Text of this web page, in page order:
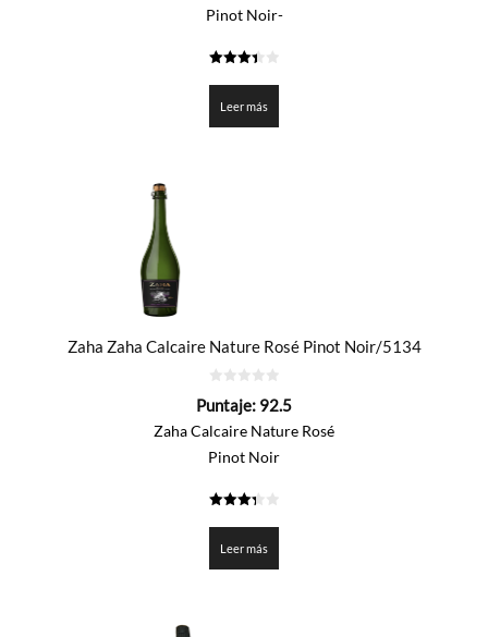
Pinot Noir-
Leer más
Zaha Zaha Calcaire Nature Rosé Pinot Noir/5134
de
Puntaje: 92.5
Zaha Calcaire Nature Rosé
Pinot Noir
Leer más